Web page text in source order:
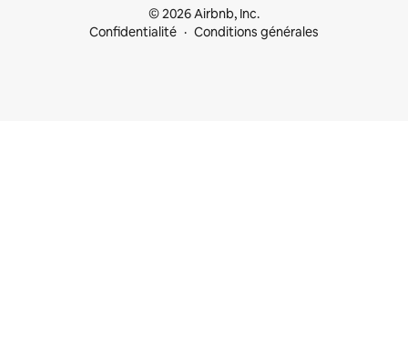
© 2026 Airbnb, Inc.
Confidentialité
Conditions générales